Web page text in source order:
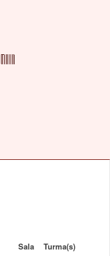
Sala
Turma(s)